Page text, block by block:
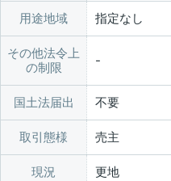
用途地域 指定なし
その他法令上
の制限
国土法届出 不要
取引態様 売主
現況 更地